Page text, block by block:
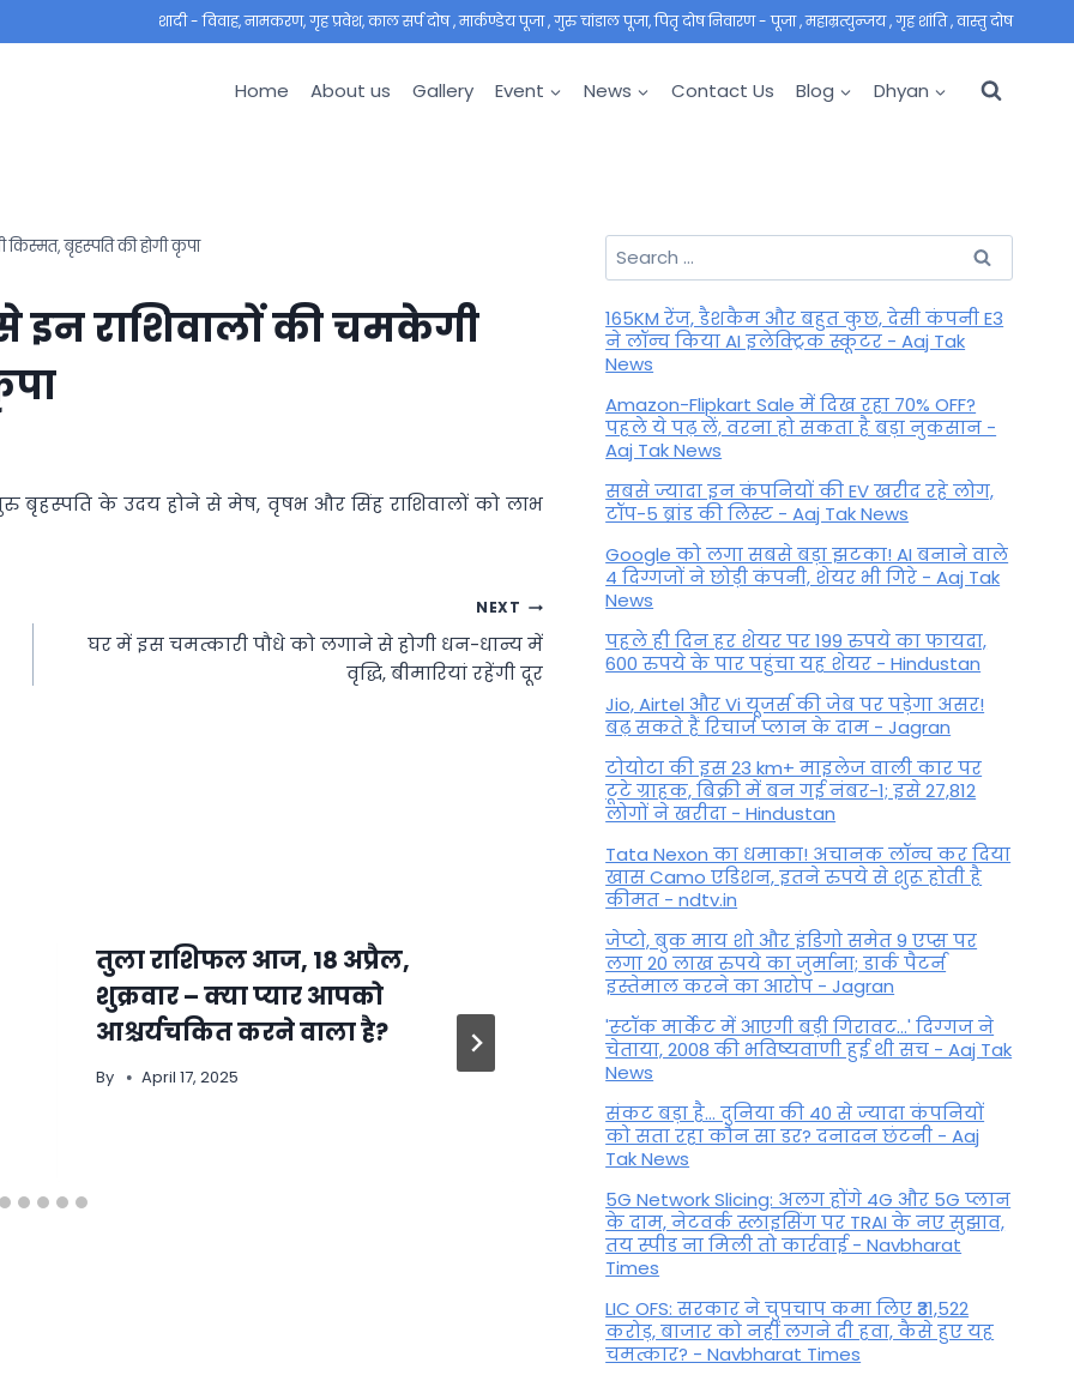
शादी - विवाह, नामकरण, गृह प्रवेश, काल सर्प दोष , मार्कण्डेय पूजा , गुरु चांडाल पूजा, पितृ दोष निवारण - पूजा , महाम्रत्युन्जय , गृह शांति , वास्तु दोष
Home About us Gallery Event News Contact Us Blog Dhyan
बृहस्पति की होगी कृपा
इन राशिवालों की चमकेगी
बृहस्पति के उदय होने से मेष, वृषभ और सिंह राशिवालों को लाभ
NEXT
घर में इस चमत्कारी पौधे को लगाने से होगी धन-धान्य में
वृद्धि, बीमारियां रहेंगी दूर
तुला राशिफल आज, 18 अप्रैल,
शुक्रवार – क्या प्यार आपको
आश्चर्यचकित करने वाला है?
By April 17, 2025
Janmasthami Correct Date
Muhurat: जन्माष्टमी पर सिर्फ 46
मिनट पूजा का मुहूर्त, मन में तिथि
को लेकर न रखें संदेह
By September 6, 2023
Search
for:
165KM रेंज, डैशकैम और बहुत कुछ, देसी कंपनी E3
ने लॉन्च किया AI इलेक्ट्रिक स्कूटर - Aaj Tak
News
Amazon-Flipkart Sale में दिख रहा 70% OFF?
पहले ये पढ़ लें, वरना हो सकता है बड़ा नुकसान -
Aaj Tak News
सबसे ज्यादा इन कंपनियों की EV खरीद रहे लोग,
टॉप-5 ब्रांड की लिस्ट - Aaj Tak News
Google को लगा सबसे बड़ा झटका! AI बनाने वाले
4 दिग्गजों ने छोड़ी कंपनी, शेयर भी गिरे - Aaj Tak
News
पहले ही दिन हर शेयर पर 199 रुपये का फायदा,
600 रुपये के पार पहुंचा यह शेयर - Hindustan
Jio, Airtel और Vi यूजर्स की जेब पर पड़ेगा असर!
बढ़ सकते हैं रिचार्ज प्लान के दाम - Jagran
टोयोटा की इस 23 km+ माइलेज वाली कार पर
टूटे ग्राहक, बिक्री में बन गई नंबर-1; इसे 27,812
लोगों ने खरीदा - Hindustan
Tata Nexon का धमाका! अचानक लॉन्च कर दिया
खास Camo एडिशन, इतने रुपये से शुरू होती है
कीमत - ndtv.in
जेप्टो, बुक माय शो और इंडिगो समेत 9 एप्स पर
लगा 20 लाख रुपये का जुर्माना; डार्क पैटर्न
इस्तेमाल करने का आरोप - Jagran
'स्‍टॉक मार्केट में आएगी बड़ी गिरावट...' दिग्‍गज ने
चेताया, 2008 की भविष्यवाणी हुई थी सच - Aaj Tak
News
संकट बड़ा है... दुनिया की 40 से ज्यादा कंपनियों
को सता रहा कौन सा डर? दनादन छंटनी - Aaj
Tak News
5G Network Slicing: अलग होंगे 4G और 5G प्लान
के दाम, नेटवर्क स्लाइसिंग पर TRAI के नए सुझाव,
तय स्पीड ना मिली तो कार्रवाई - Navbharat
Times
LIC OFS: सरकार ने चुपचाप कमा लिए ₹31,522
करोड़, बाजार को नहीं लगने दी हवा, कैसे हुए यह
चमत्कार? - Navbharat Times